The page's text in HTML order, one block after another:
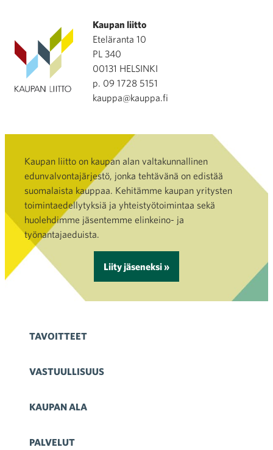
Kaupan liitto
Eteläranta 10
PL 340
00131 HELSINKI
p. 09 1728 5151
kauppa@kauppa.fi
Kaupan liitto on kaupan alan valtakunnallinen
edunvalvontajärjestö, jonka tehtävänä on edistää
suomalaista kauppaa. Kehitämme kaupan yritysten
toimintaedellytyksiä ja yhteistyötoimintaa sekä
huolehdimme jäsentemme elinkeino- ja
työnantajaeduista.
Liity jäseneksi »
TAVOITTEET
VASTUULLISUUS
KAUPAN ALA
PALVELUT